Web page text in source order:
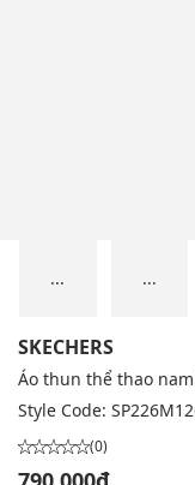
... ...
SKECHERS
Áo thun thể thao
Style Code:
(0)